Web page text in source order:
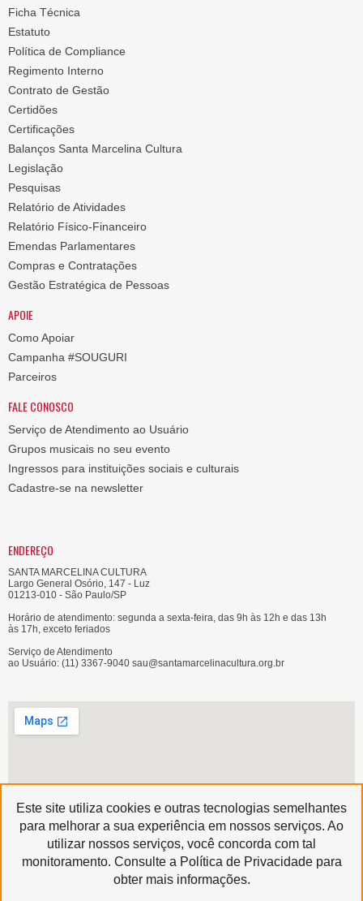
Ficha Técnica
Estatuto
Política de Compliance
Regimento Interno
Contrato de Gestão
Certidões
Certificações
Balanços Santa Marcelina Cultura
Legislação
Pesquisas
Relatório de Atividades
Relatório Físico-Financeiro
Emendas Parlamentares
Compras e Contratações
Gestão Estratégica de Pessoas
APOIE
Como Apoiar
Campanha #SOUGURI
Parceiros
FALE CONOSCO
Serviço de Atendimento ao Usuário
Grupos musicais no seu evento
Ingressos para instituições sociais e culturais
Cadastre-se na newsletter
ENDEREÇO
SANTA MARCELINA CULTURA
Largo General Osório, 147 - Luz
01213-010 - São Paulo/SP
Horário de atendimento: segunda a sexta-feira, das 9h às 12h e das 13h
às 17h, exceto feriados
Serviço de Atendimento
ao Usuário: (11) 3367-9040 sau@santamarcelinacultura.org.br
Produzido por
Copyright © 2020 | Santa Marcelina Cultura • Todos os Direitos Reservados
Este site utiliza cookies e outras tecnologias semelhantes
para melhorar a sua experiência em nossos serviços. Ao
utilizar nossos serviços, você concorda com tal
monitoramento. Consulte a Política de Privacidade para
obter mais informações.